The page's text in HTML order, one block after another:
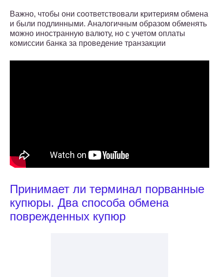
Важно, чтобы они соответствовали критериям обмена
и были подлинными. Аналогичным образом обменять
можно иностранную валюту, но с учетом оплаты
комиссии банка за проведение транзакции
Принимает ли терминал порванные
купюры. Два способа обмена
поврежденных купюр